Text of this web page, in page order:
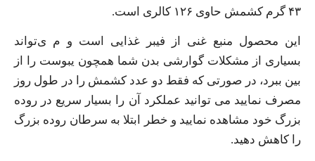
۴۳ گرم کشمش حاوی ۱۲۶ کالری است.
این محصول منبع غنی از فیبر غذایی است و م ی‌تواند
بسیاری از مشکلات گوارشی بدن شما همچون یبوست را از
بین ببرد، در صورتی که فقط دو عدد کشمش را در طول روز
مصرف نمایید می توانید عملکرد آن را بسیار سریع در روده
بزرگ خود مشاهده نمایید و خطر ابتلا به سرطان روده بزرگ
را کاهش دهید.